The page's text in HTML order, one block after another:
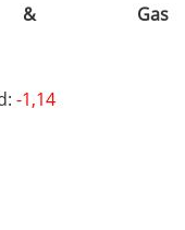
Gas
-1,14